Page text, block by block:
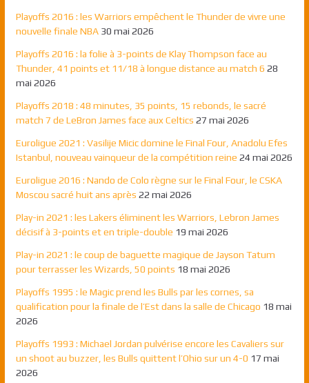
Playoffs 2016 : les Warriors empêchent le Thunder de vivre une
nouvelle finale NBA 30 mai 2026
Playoffs 2016 : la folie à 3-points de Klay Thompson face au
Thunder, 41 points et 11/18 à longue distance au match 6 28
mai 2026
Playoffs 2018 : 48 minutes, 35 points, 15 rebonds, le sacré
match 7 de LeBron James face aux Celtics 27 mai 2026
Euroligue 2021 : Vasilije Micic domine le Final Four, Anadolu Efes
Istanbul, nouveau vainqueur de la compétition reine 24 mai 2026
Euroligue 2016 : Nando de Colo règne sur le Final Four, le CSKA
Moscou sacré huit ans après 22 mai 2026
Play-in 2021 : les Lakers éliminent les Warriors, Lebron James
décisif à 3-points et en triple-double 19 mai 2026
Play-in 2021 : le coup de baguette magique de Jayson Tatum
pour terrasser les Wizards, 50 points 18 mai 2026
Playoffs 1995 : le Magic prend les Bulls par les cornes, sa
qualification pour la finale de l’Est dans la salle de Chicago 18 mai
2026
Playoffs 1993 : Michael Jordan pulvérise encore les Cavaliers sur
un shoot au buzzer, les Bulls quittent l’Ohio sur un 4-0 17 mai
2026